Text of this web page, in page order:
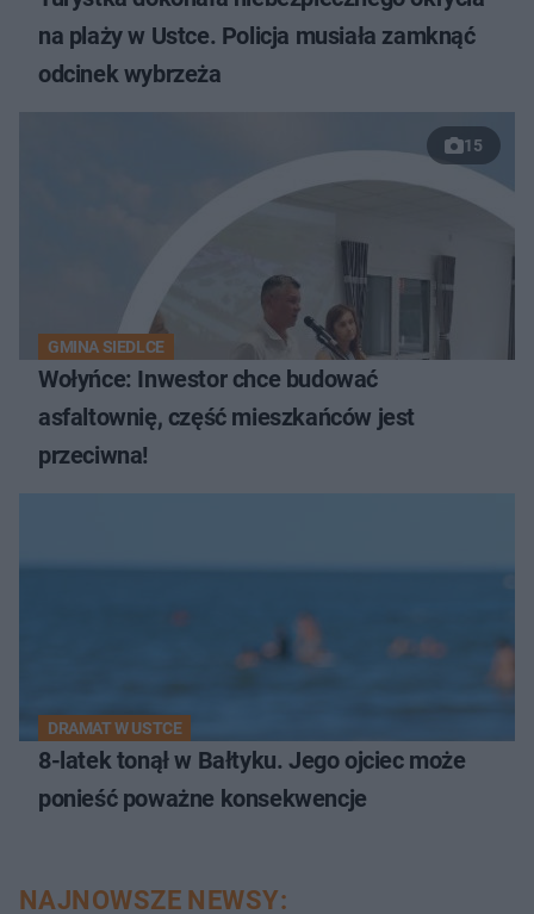
na plaży w Ustce. Policja musiała zamknąć
odcinek wybrzeża
15
GMINA SIEDLCE
Wołyńce: Inwestor chce budować
asfaltownię, część mieszkańców jest
przeciwna!
DRAMAT W USTCE
8-latek tonął w Bałtyku. Jego ojciec może
ponieść poważne konsekwencje
NAJNOWSZE NEWSY: